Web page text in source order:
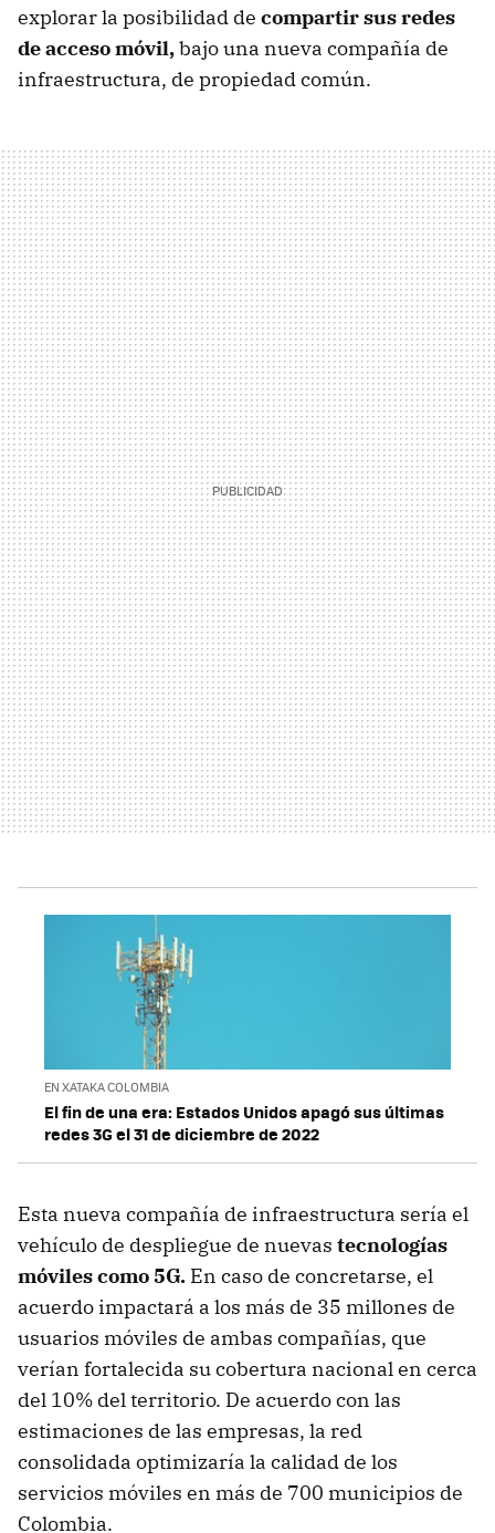
explorar la posibilidad de compartir sus redes
de acceso móvil,bajo una nueva compañía de
infraestructura, de propiedad común.
EN XATAKA COLOMBIA
El fin de una era: Estados Unidos apagó sus últimas
redes 3G el 31 de diciembre de 2022
Esta nueva compañía de infraestructura sería el
vehículo de despliegue de nuevas tecnologías
móviles como 5G. En caso de concretarse, el
acuerdo impactará a los más de 35 millones de
usuarios móviles de ambas compañías, que
verían fortalecida su cobertura nacional en cerca
del 10% del territorio. De acuerdo con las
estimaciones de las empresas, la red
consolidada optimizaría la calidad de los
servicios móviles en más de 700 municipios de
Colombia.